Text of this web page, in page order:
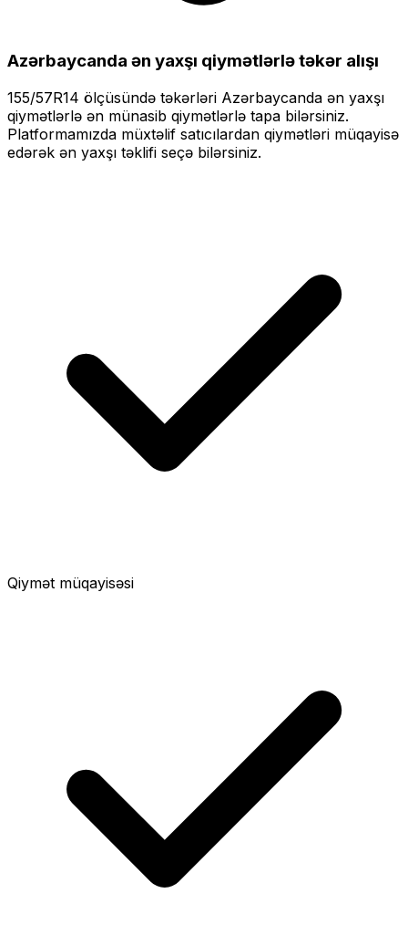
Azərbaycanda ən yaxşı qiymətlərlətəkər alışı
155/57R14 ölçüsündə təkərləri Azərbaycanda ən yaxşı
qiymətlərlə ən münasib qiymətlərlə tapa bilərsiniz.
Platformamızda müxtəlif satıcılardan qiymətləri müqayisə
edərək ən yaxşı təklifi seçə bilərsiniz.
Qiymət müqayisəsi